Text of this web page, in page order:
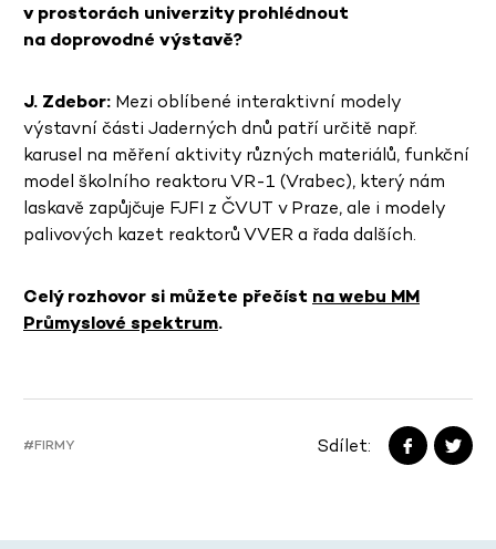
v prostorách univerzity prohlédnout
na doprovodné výstavě?
J. Zdebor: Mezi oblíbené interaktivní modely
výstavní části Jaderných dnů patří určitě např.
karusel na měření aktivity různých materiálů, funkční
model školního reaktoru VR-1 (Vrabec), který nám
laskavě zapůjčuje FJFI z ČVUT v Praze, ale i modely
palivových kazet reaktorů VVER a řada dalších.
Celý rozhovor si můžete přečíst na webu MM
Průmyslové spektrum.
#FIRMY Sdílet: